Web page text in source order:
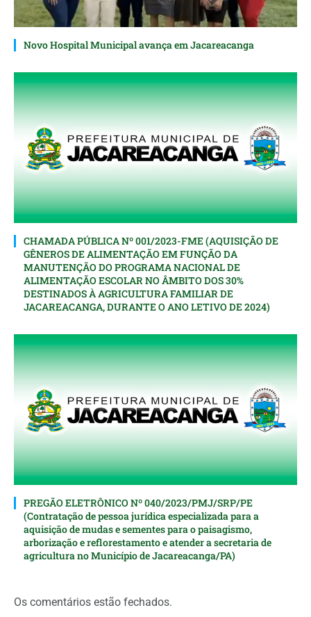
Novo Hospital Municipal avança em Jacareacanga
CHAMADA PÚBLICA Nº 001/2023-FME (AQUISIÇÃO DE
GÊNEROS DE ALIMENTAÇÃO EM FUNÇÃO DA
MANUTENÇÃO DO PROGRAMA NACIONAL DE
ALIMENTAÇÃO ESCOLAR NO ÂMBITO DOS 30%
DESTINADOS À AGRICULTURA FAMILIAR DE
JACAREACANGA, DURANTE O ANO LETIVO DE 2024)
PREGÃO ELETRÔNICO Nº 040/2023/PMJ/SRP/PE
(Contratação de pessoa jurídica especializada para a
aquisição de mudas e sementes para o paisagismo,
arborização e reflorestamento e atender a secretaria de
agricultura no Município de Jacareacanga/PA)
Os comentários estão fechados.